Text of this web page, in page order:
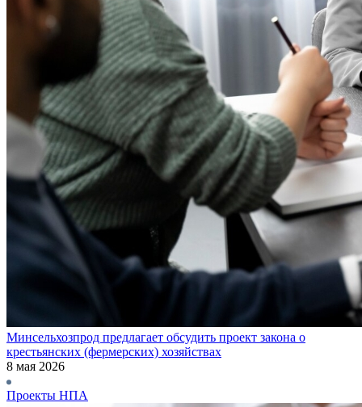
Минсельхозпрод предлагает обсудить проект закона о
крестьянских (фермерских) хозяйствах
8 мая 2026
Проекты НПА